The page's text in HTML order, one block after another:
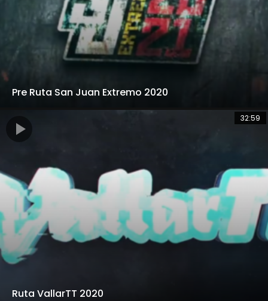
Pre Ruta San Juan Extremo 2020
32:59
Ruta VallarTT 2020